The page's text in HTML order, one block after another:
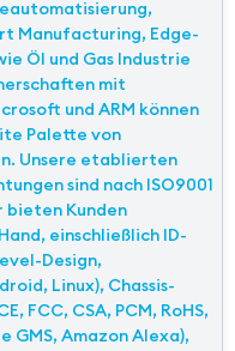
Manufacturing, Edge-
Öl und Gas Industrie
mit
und ARM können
Palette von
Unsere etablierten
sind nach ISO9001
bieten Kunden
einschließlich ID-
Design,
Linux), Chassis-
FCC, CSA, PCM, RoHS,
GMS, Amazon Alexa),